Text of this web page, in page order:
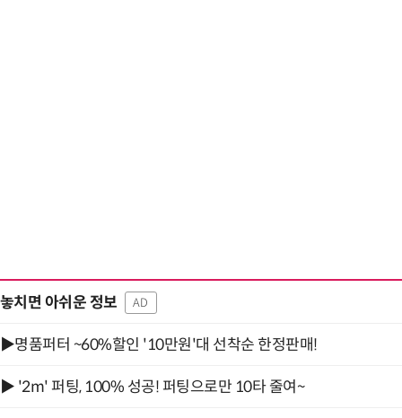
놓치면 아쉬운 정보 AD
▶명품퍼터 ~60%할인 '10만원'대 선착순 한정판매!
▶ '2m' 퍼팅, 100% 성공! 퍼팅으로만 10타 줄여~